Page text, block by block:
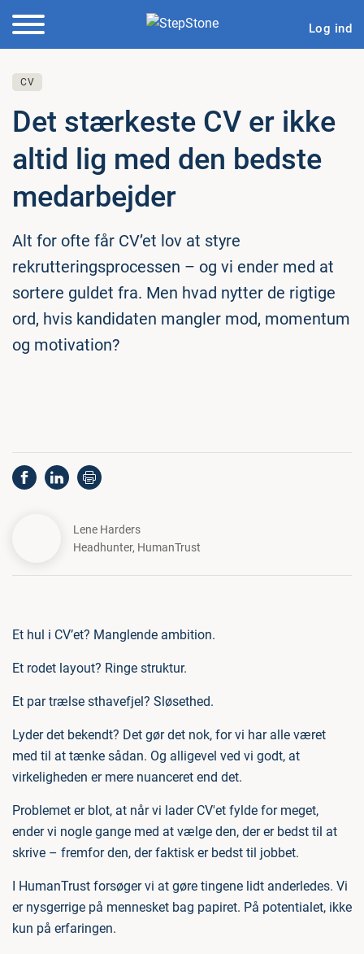
Log ind
CV
Det stærkeste CV er ikke
altid lig med den bedste
me­d­ar­bej­der
Alt for ofte får CV’et lov at styre
rekrutteringsprocessen – og vi ender med at
sortere guldet fra. Men hvad nytter de rigtige
ord, hvis kandidaten mangler mod, momentum
og motivation?
Lene Harders
Headhunter, HumanTrust
Et hul i CV’et? Manglende ambition.
Et rodet layout? Ringe struktur.
Et par trælse sthavefjel? Sløsethed.
Lyder det bekendt? Det gør det nok, for vi har alle været
med til at tænke sådan. Og alligevel ved vi godt, at
virkeligheden er mere nuanceret end det.
Problemet er blot, at når vi lader CV'et fylde for meget,
ender vi nogle gange med at vælge den, der er bedst til at
skrive – fremfor den, der faktisk er bedst til jobbet.
I HumanTrust forsøger vi at gøre tingene lidt anderledes. Vi
er nysgerrige på mennesket bag papiret. På potentialet, ikke
kun på erfaringen.